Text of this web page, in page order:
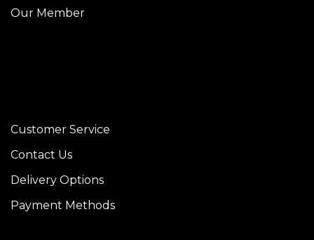
Our Member
Customer Service
Contact Us
Delivery Options
Payment Methods